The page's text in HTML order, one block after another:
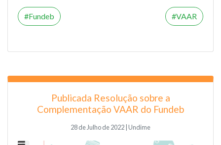
Fundeb VAAR
Publicada Resolução sobre a
Complementação VAAR do Fundeb
28 de Julho de 2022 | Undime